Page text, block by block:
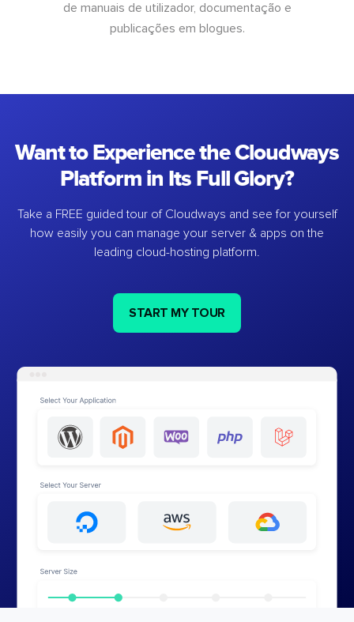
de manuais de utilizador, documentação e
publicações em blogues.
Want to Experience the Cloudways
Platform in Its Full Glory?
Take a FREE guided tour of Cloudways and see for yourself
how easily you can manage your server & apps on the
leading cloud-hosting platform.
START MY TOUR